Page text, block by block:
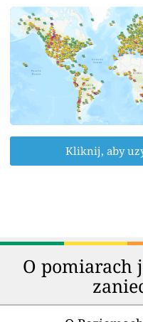
Kliknij, aby
O pomiarach